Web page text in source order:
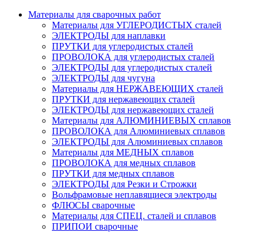
Материалы для сварочных работ
Материалы для УГЛЕРОДИСТЫХ сталей
ЭЛЕКТРОДЫ для наплавки
ПРУТКИ для углеродистых сталей
ПРОВОЛОКА для углеродистых сталей
ЭЛЕКТРОДЫ для углеродистых сталей
ЭЛЕКТРОДЫ для чугуна
Материалы для НЕРЖАВЕЮЩИХ сталей
ПРУТКИ для нержавеющих сталей
ЭЛЕКТРОДЫ для нержавеющих сталей
Материалы для АЛЮМИНИЕВЫХ сплавов
ПРОВОЛОКА для Алюминиевых сплавов
ЭЛЕКТРОДЫ для Алюминиевых сплавов
Материалы для МЕДНЫХ сплавов
ПРОВОЛОКА для медных сплавов
ПРУТКИ для медных сплавов
ЭЛЕКТРОДЫ для Резки и Строжки
Вольфрамовые неплавящиеся электроды
ФЛЮСЫ сварочные
Материалы для СПЕЦ. сталей и сплавов
ПРИПОИ сварочные